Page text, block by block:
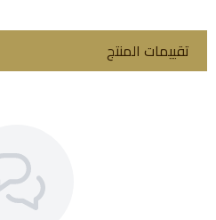
تقييمات المنتج